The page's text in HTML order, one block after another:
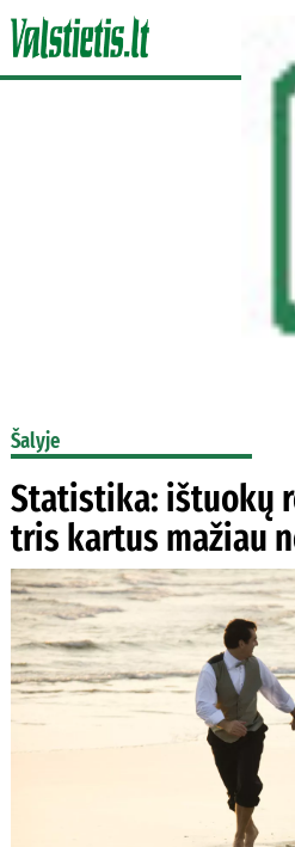
Šalyje
Statistika: ištuokų
tris kartus mažiau